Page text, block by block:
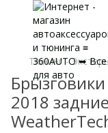
Тюнинг -
2018